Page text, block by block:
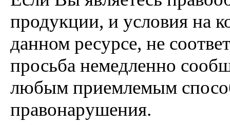
продукции, и условия на
данном ресурсе, не
просьба немедленно
любым приемлемым
правонарушения.